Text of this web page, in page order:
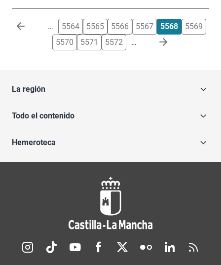
Paginación … 5564 5565 5566 5567 5568
5569
5570
5571 5572 …
La región
Todo el contenido
Hemeroteca
Redes sociales JCCM